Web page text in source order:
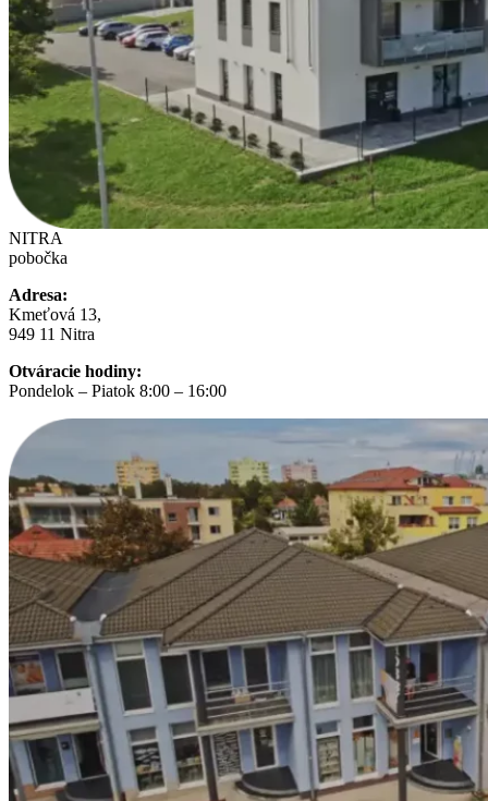
NITRA
pobočka
Adresa:
Kmeťová 13,
949 11 Nitra
Otváracie hodiny:
Pondelok – Piatok 8:00 – 16:00